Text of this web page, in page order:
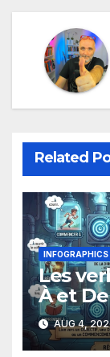
Related
INFOGRAPHICS
Les
À et
AUG 4,